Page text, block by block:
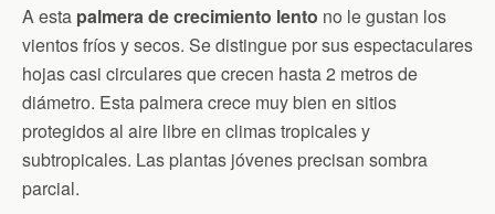
A esta palmera de crecimiento lento no le gustan los
vientos fríos y secos. Se distingue por sus espectaculares
hojas casi circulares que crecen hasta 2 metros de
diámetro. Esta palmera crece muy bien en sitios
protegidos al aire libre en climas tropicales y
subtropicales. Las plantas jóvenes precisan sombra
parcial.